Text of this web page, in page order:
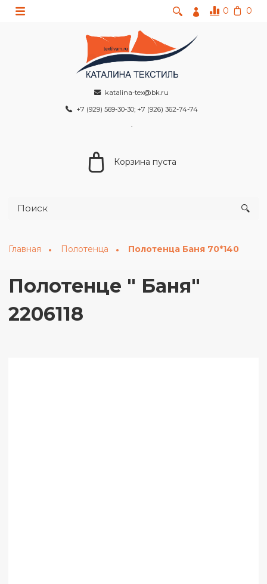
0 0
katalina-tex@bk.ru
+7 (929) 569-30-30; +7 (926) 362-74-74
Корзина пуста
Главная Полотенца Полотенца Баня 70*140
Полотенце " Баня"
2206118